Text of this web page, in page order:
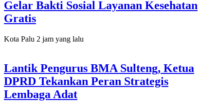
Gelar Bakti Sosial Layanan Kesehatan
Gratis
Kota Palu 2 jam yang lalu
Lantik Pengurus BMA Sulteng, Ketua
DPRD Tekankan Peran Strategis
Lembaga Adat